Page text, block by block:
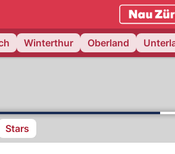
zurich.NAU.ch
Winterthur Oberland
Stars